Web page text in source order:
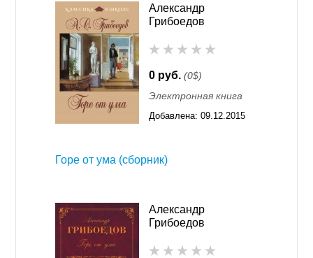
отделения. В студенческие годы Александр создал
свои первые стихотворения. С начала войны
с Наполеоном юноша стал корнетом гусарского
полка, не оставляя занятий музыкой и литературной
деятельностью, опубликовал ряд публицистических
очерков и статей, а также перевел несколько
иностранных комедий, в частности, французскую
пьесу «Молодые супруги».
сошелся с деятелями культуры того времени —
Николаем Гречем, драматургом
Николаем Хмельницким, Александром Пушкиным,
Вильгельмом Кюхельбекером и другими. В тот период
Грибоедов активно печатал свои критические статьи
Александр
Грибоедов
0 руб. (0$)
Электронная книга
Добавлена: 09.12.2015
Горе от ума (сборник)
Александр
Грибоедов